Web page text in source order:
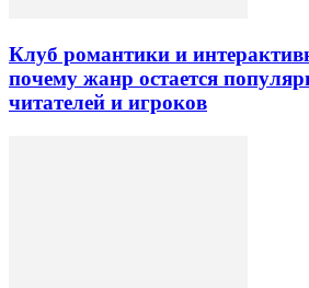
Клуб романтики и
почему жанр остается
читателей и игроков